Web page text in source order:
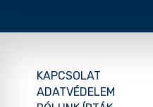
KAPCSOLAT
ADATVÉDELEM